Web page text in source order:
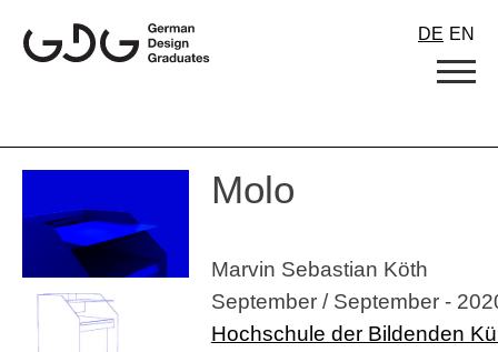
content
DE EN
Molo
Marvin Sebastian Köth
September / September -
Hochschule der Bildenden